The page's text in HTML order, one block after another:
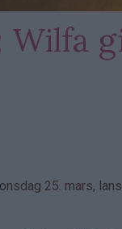
Wilfa
25. mars,